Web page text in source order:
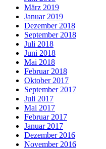
März 2019
Januar 2019
Dezember 2018
September 2018
Juli 2018
Juni 2018
Mai 2018
Februar 2018
Oktober 2017
September 2017
Juli 2017
Mai 2017
Februar 2017
Januar 2017
Dezember 2016
November 2016